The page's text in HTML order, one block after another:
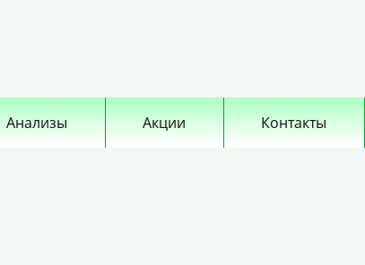
Анализы Акции Контакты